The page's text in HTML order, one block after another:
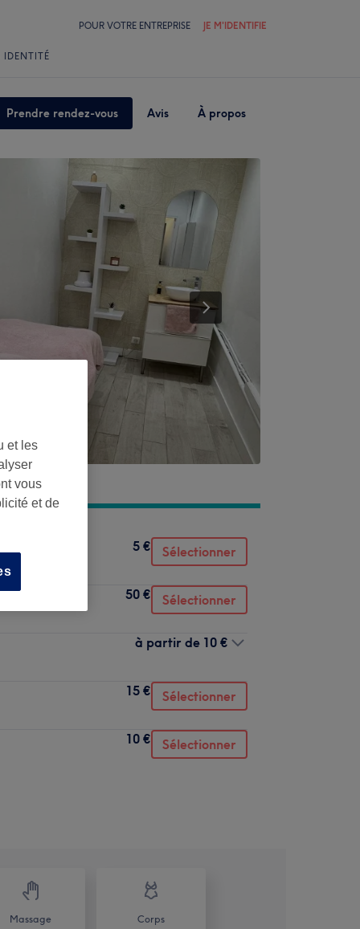
POUR VOTRE ENTREPRISE JE M'IDENTIFIE
IDENTITÉ
Prendre rendez-vous Avis À propos
5 € Sélectionner
50 € Sélectionner
à partir de 10 €
15 € Sélectionner
10 € Sélectionner
Massage Corps
et les
vous
et de